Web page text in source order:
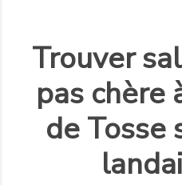
Trouver
pas chère
de Tosse